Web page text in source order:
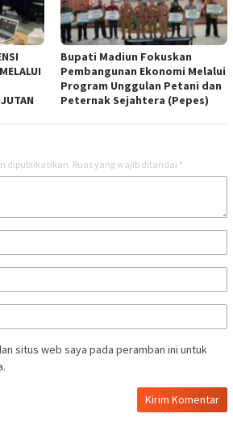
Bupati Madiun Fokuskan
Pembangunan Ekonomi Melalui
Program Unggulan Petani dan
Peternak Sejahtera (Pepes)
dipublikasikan. Ruas yang wajib ditandai *
situs web saya pada peramban ini untuk